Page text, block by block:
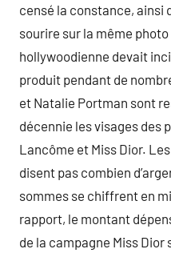
censé la constance, ainsi
sourire sur la même
hollywoodienne devait
produit pendant de
et Natalie Portman sont
décennie les visages des
Lancôme et Miss Dior.
disent pas combien
sommes se chiffrent en
rapport, le montant
de la campagne Miss Dior